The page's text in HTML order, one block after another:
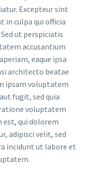
Excepteur sint
in culpa qui officia
ut perspiciatis
accusantium
eaque ipsa
architecto beatae
ipsam voluptatem
fugit, sed quia
voluptatem
est, qui dolorem
adipisci velit, sed
incidunt ut labore et